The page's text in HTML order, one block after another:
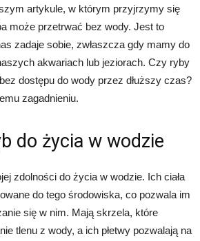
artykule, w którym przyjrzymy się
może przetrwać bez wody. Jest to
zadaje sobie, zwłaszcza gdy mamy do
akwariach lub jeziorach. Czy ryby
dostępu do wody przez dłuższy czas?
zagadnieniu.
do życia w wodzie
zdolności do życia w wodzie. Ich ciała
do tego środowiska, co pozwala im
się w nim. Mają skrzela, które
tlenu z wody, a ich płetwy pozwalają na